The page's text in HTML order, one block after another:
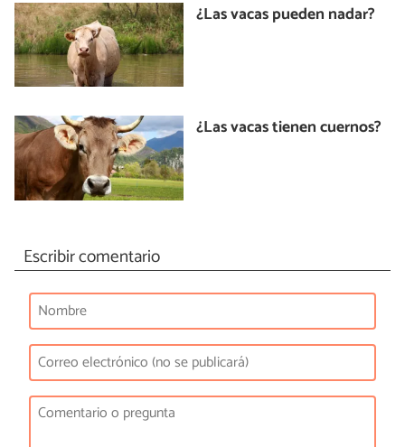
¿Las vacas pueden nadar?
¿Las vacas tienen cuernos?
Escribir comentario